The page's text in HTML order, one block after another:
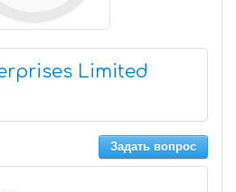
Limited
Задать вопрос